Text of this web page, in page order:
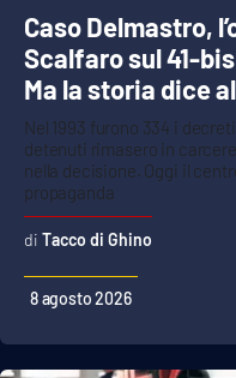
Politica
Sanità
Società
Sport
RUBRICHE
Good Morning
Caso Delmastro,
Scalfaro sul 41-
Ma la storia dice
Nel 1993 furono 334 i
detenuti rimasero in
nella decisione. Oggi il
propaganda
Tacco di Ghino
8 agosto 2026